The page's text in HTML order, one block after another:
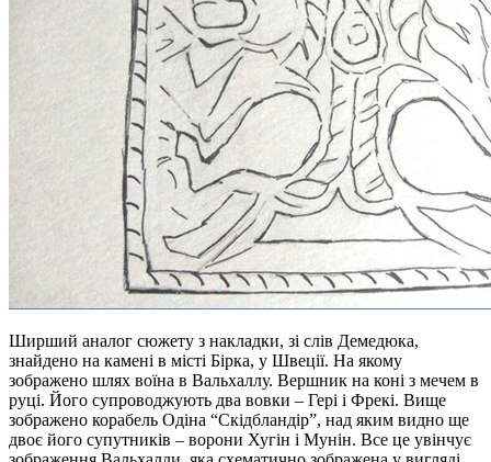
Ширший аналог сюжету з накладки, зі слів Демедюка,
знайдено на камені в місті Бірка, у Швеції. На якому
зображено шлях воїна в Вальхаллу. Вершник на коні з мечем в
руці. Його супроводжують два вовки – Гері і Фрекі. Вище
зображено корабель Одіна “Скідбландір”, над яким видно ще
двоє його супутників – ворони Хугін і Мунін. Все це увінчує